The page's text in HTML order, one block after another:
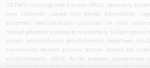
OSTİM'in öncülüğünde kurulan ARUS; demiryolu
raylı sistemler, yüksek hızlı trenler, lokomotifler,
sistemleri, elektrifikasyon çözümleri ve raylı
faaliyet gösteren paydaşlar arasında iş birliğini
sistem teknolojilerinin geliştirilmesini hedefleyen
sanayisinin rekabet gücünü artıran önemli bir
sürdürmektedir. ARUS; Ar-Ge projeleri,